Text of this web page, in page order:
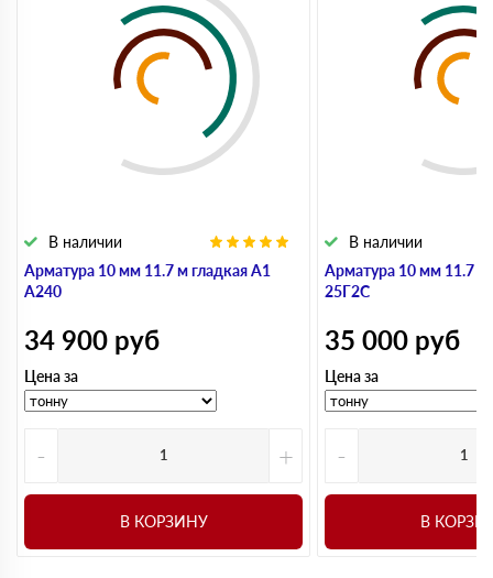
Арматура 10 мм 11.7 м гладкая А1
А240
В наличии
34 900 руб
Цена за
- +
В КОРЗИНУ
Арматура 10 мм 11.7 м
25Г2С
В наличии
35 000 руб
Цена за
-
В